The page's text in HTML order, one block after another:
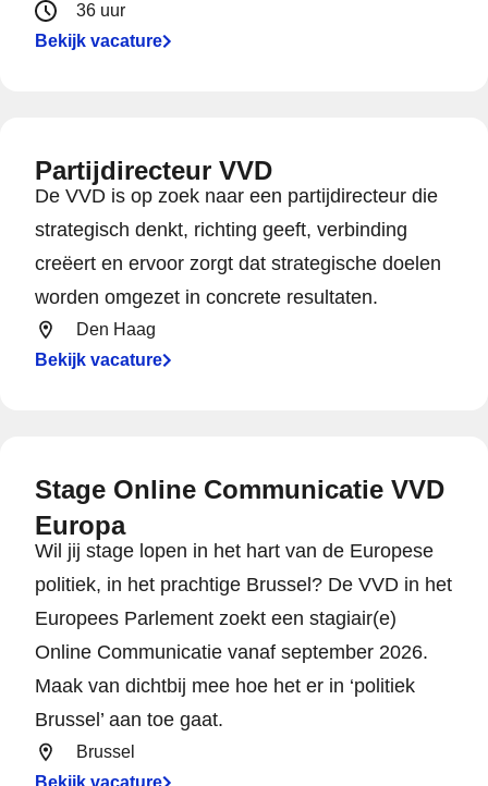
36 uur
Bekijk vacature
Partijdirecteur VVD
De VVD is op zoek naar een partijdirecteur die
strategisch denkt, richting geeft, verbinding
creëert en ervoor zorgt dat strategische doelen
worden omgezet in concrete resultaten.
Den Haag
Bekijk vacature
Stage Online Communicatie VVD
Europa
Wil jij stage lopen in het hart van de Europese
politiek, in het prachtige Brussel? De VVD in het
Europees Parlement zoekt een stagiair(e)
Online Communicatie vanaf september 2026.
Maak van dichtbij mee hoe het er in ‘politiek
Brussel’ aan toe gaat.
Brussel
Bekijk vacature